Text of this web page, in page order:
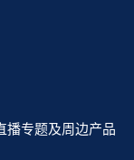
播专题及周边产品